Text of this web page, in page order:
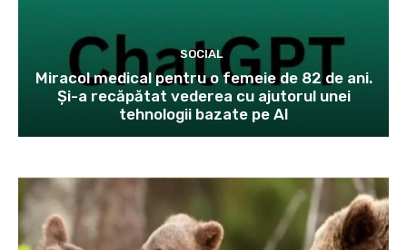
SOCIAL
Miracol medical pentru o femeie de 82 de ani.
Și-a recăpătat vederea cu ajutorul unei
tehnologii bazate pe AI